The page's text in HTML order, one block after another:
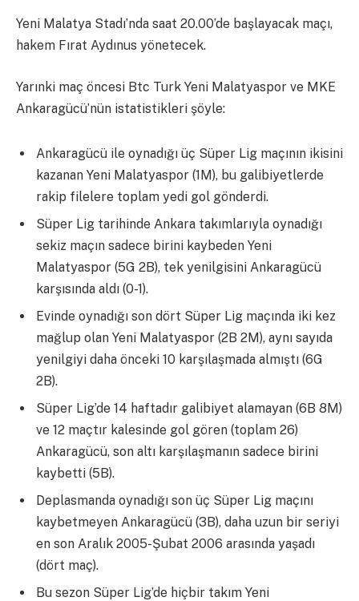
Yeni Malatya Stadı’nda saat 20.00’de başlayacak maçı,
hakem Fırat Aydınus yönetecek.
Yarınki maç öncesi Btc Turk Yeni Malatyaspor ve MKE
Ankaragücü’nün istatistikleri şöyle:
Ankaragücü ile oynadığı üç Süper Lig maçının ikisini
kazanan Yeni Malatyaspor (1M), bu galibiyetlerde
rakip filelere toplam yedi gol gönderdi.
Süper Lig tarihinde Ankara takımlarıyla oynadığı
sekiz maçın sadece birini kaybeden Yeni
Malatyaspor (5G 2B), tek yenilgisini Ankaragücü
karşısında aldı (0-1).
Evinde oynadığı son dört Süper Lig maçında iki kez
mağlup olan Yeni Malatyaspor (2B 2M), aynı sayıda
yenilgiyi daha önceki 10 karşılaşmada almıştı (6G
2B).
Süper Lig’de 14 haftadır galibiyet alamayan (6B 8M)
ve 12 maçtır kalesinde gol gören (toplam 26)
Ankaragücü, son altı karşılaşmanın sadece birini
kaybetti (5B).
Deplasmanda oynadığı son üç Süper Lig maçını
kaybetmeyen Ankaragücü (3B), daha uzun bir seriyi
en son Aralık 2005-Şubat 2006 arasında yaşadı
(dört maç).
Bu sezon Süper Lig’de hiçbir takım Yeni